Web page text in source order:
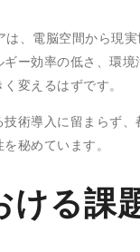
、電脳空間から現
ー効率の低さ、環
変えるはずです。
術導入に留まらず
秘めています。
ける課